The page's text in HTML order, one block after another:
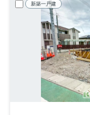
新築一戸建